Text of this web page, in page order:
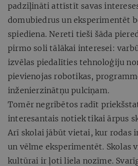
padziļināti attīstīt savas
domubiedrus un eksperimentēt
spiediena. Nereti tieši šāda
pirmo soli tālākai interesei:
izvēlas piedalīties tehnoloģiju
pievienojas robotikas,
inženierzinātņu pulciņam.
Tomēr negribētos radīt
interesantais notiek tikai ārpus
Arī skolai jābūt vietai, kur rodas
un vēlme eksperimentēt. Skolas
kultūrai ir ļoti liela nozīme.